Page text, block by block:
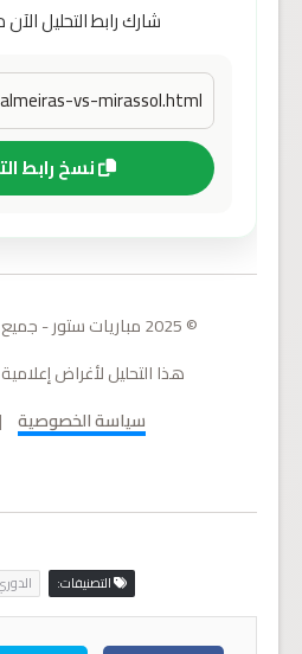
شارك رابط التحليل
نسخ رابط
© 2025 مباريات ستور - جميع الحقوق محفوظة
هذا التحليل لأغراض
سياسة الخصوصية |
التصنيفات: